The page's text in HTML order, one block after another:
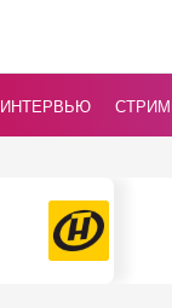
ИНТЕРВЬЮ